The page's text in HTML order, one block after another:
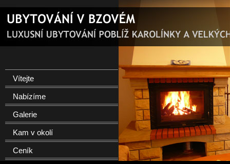
Vítejte
Nabízíme
Galerie
Kam v okolí
Ceník